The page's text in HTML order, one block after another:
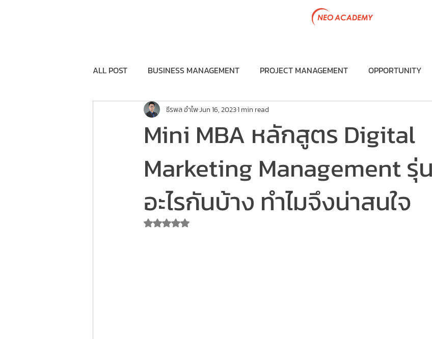
ALL POST BUSINESS MANAGEMENT PROJECT MANAGEMENT OPPORTUNITY
BRANDING&COMMUNICATION DIGITAL MARKETING MANAGEMENT
TRAINING PROGRAM
Mini MBA หลักสูตร Digital
Marketing Management รุ่
อะไรกันบ้าง ทำไมจึงน่าสนใจ
ธีรพล อำไพJun 16, 20231 min read
Rated NaN out of 5 stars.